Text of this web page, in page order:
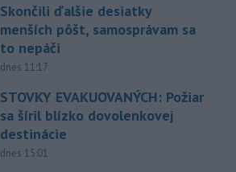
Skončili ďalšie desiatky
menších pôšt, samosprávam sa
to nepáči
dnes 11:17
STOVKY EVAKUOVANÝCH: Požiar
sa šíril blízko dovolenkovej
destinácie
dnes 15:01